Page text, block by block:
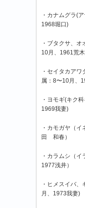
・カナムグラ(
1968堀口)
・ブタクサ、
10月、1961荒
・セイタカア
属：8〜10月、
・ヨモギ(キク
1969我妻)
・カモガヤ（
田 和春）
・カラムシ（イ
1977浅井）
・ヒメスイバ
月、1973我妻)